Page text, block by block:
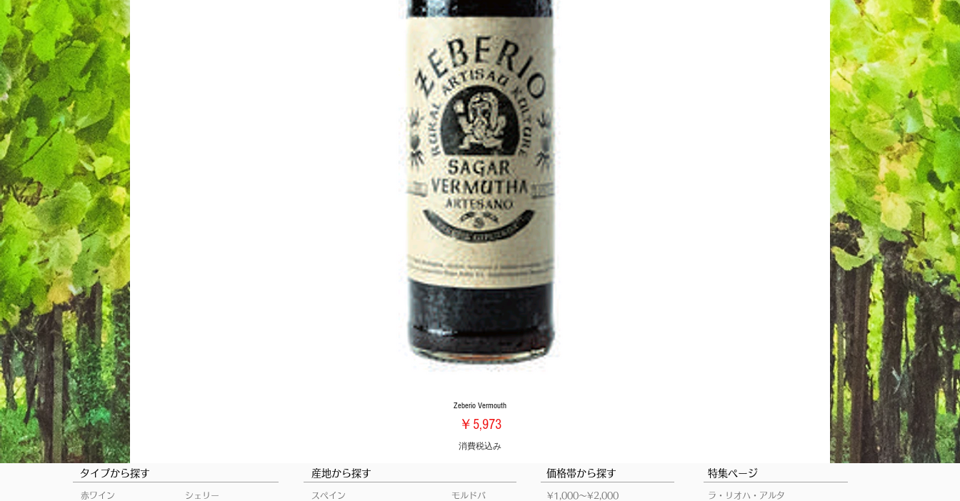
Zeberio Vermouth
価格
￥5,973
消費税込み
タイプから探す
赤ワイン シェリー
産地から探す 価格帯から探す
スペイン モルドバ ​¥1,000～¥2,000
特集ページ
ラ・リオハ・アルタ